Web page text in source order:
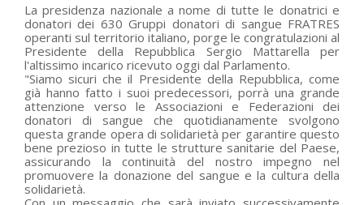
La presidenza nazionale a nome di tutte le donatrici e
donatori dei 630 Gruppi donatori di sangue FRATRES
operanti sul territorio italiano, porge le congratulazioni al
Presidente della Repubblica Sergio Mattarella per
l'altissimo incarico ricevuto oggi dal Parlamento.
"Siamo sicuri che il Presidente della Repubblica, come
già hanno fatto i suoi predecessori, porrà una grande
attenzione verso le Associazioni e Federazioni dei
donatori di sangue che quotidianamente svolgono
questa grande opera di solidarietà per garantire questo
bene prezioso in tutte le strutture sanitarie del Paese,
assicurando la continuità del nostro impegno nel
promuovere la donazione del sangue e la cultura della
solidarietà.